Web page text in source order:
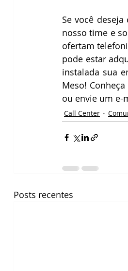
Se você
nosso time e
ofertam
pode estar
instalada sua
Meso!
ou envie um e-
Call Center
Posts recentes